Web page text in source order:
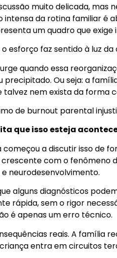
muito delicada, mas
intensa da rotina familiar é
um quadro que
o esforço faz sentido à luz
quando essa
precipitado. Ou seja: a
talvez nem exista da forma
de burnout parental
que isso esteja
começou a discutir isso de
com o fenômeno
neurodesenvolvimento.
alguns diagnósticos
rápida, sem o rigor
é apenas um erro técnico.
reais. A família
entra em circuitos